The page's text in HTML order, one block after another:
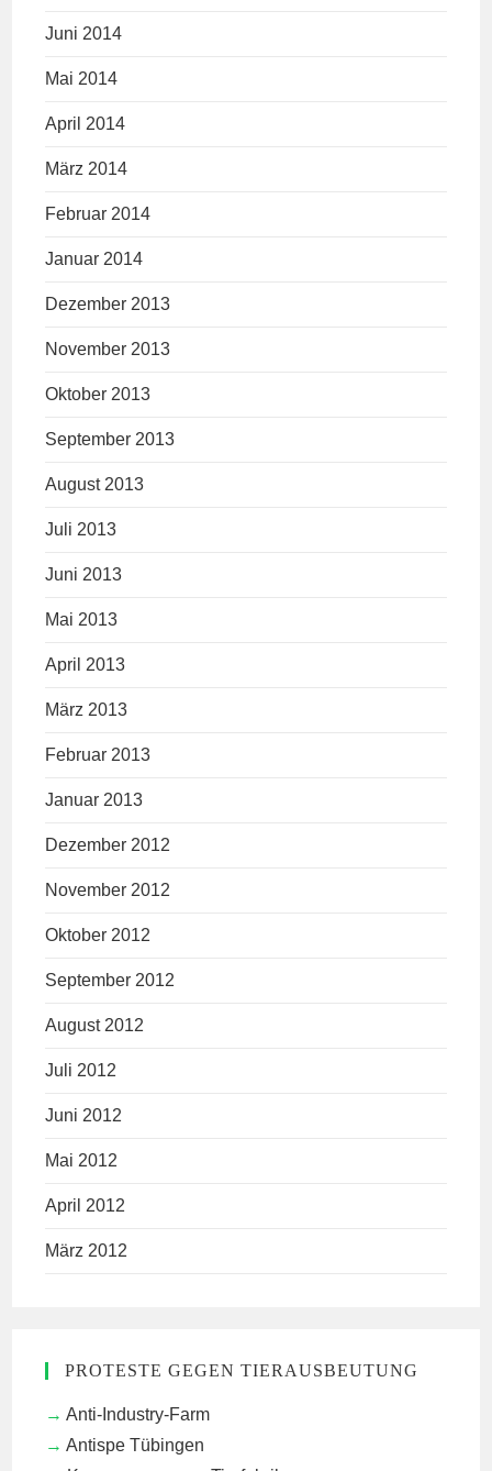
Juni 2014
Mai 2014
April 2014
März 2014
Februar 2014
Januar 2014
Dezember 2013
November 2013
Oktober 2013
September 2013
August 2013
Juli 2013
Juni 2013
Mai 2013
April 2013
März 2013
Februar 2013
Januar 2013
Dezember 2012
November 2012
Oktober 2012
September 2012
August 2012
Juli 2012
Juni 2012
Mai 2012
April 2012
März 2012
PROTESTE GEGEN TIERAUSBEUTUNG
Anti-Industry-Farm
Antispe Tübingen